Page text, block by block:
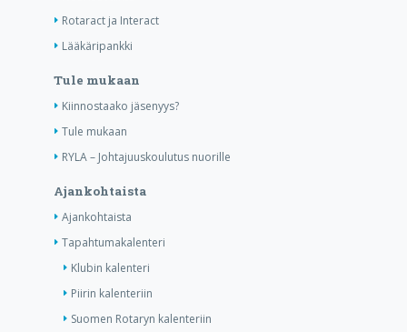
Rotaract ja Interact
Lääkäripankki
Tule mukaan
Kiinnostaako jäsenyys?
Tule mukaan
RYLA – Johtajuuskoulutus nuorille
Ajankohtaista
Ajankohtaista
Tapahtumakalenteri
Klubin kalenteri
Piirin kalenteriin
Suomen Rotaryn kalenteriin